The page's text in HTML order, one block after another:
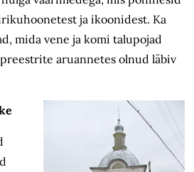
ja ikoonidest. Ka
mida vene ja komi talupojad
aruannetes olnud läbiv